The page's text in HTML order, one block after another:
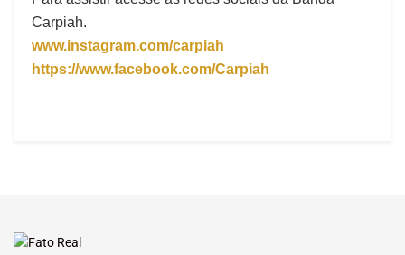
Carpiah.
www.instagram.com/carpiah
https://www.facebook.com/Carpiah